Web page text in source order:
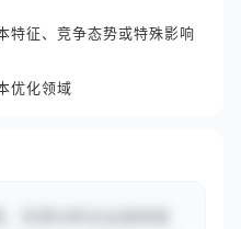
特征、竞争态势或特殊影响
优化领域